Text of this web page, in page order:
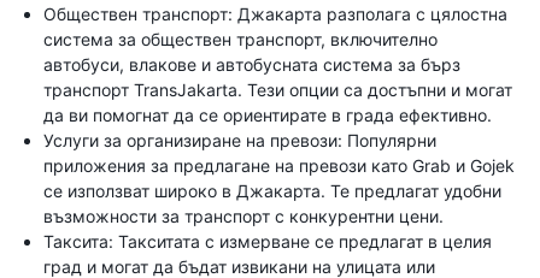
Обществен транспорт: Джакарта разполага с цялостна
система за обществен транспорт, включително
автобуси, влакове и автобусната система за бърз
транспорт TransJakarta. Тези опции са достъпни и могат
да ви помогнат да се ориентирате в града ефективно.
Услуги за организиране на превози: Популярни
приложения за предлагане на превози като Grab и Gojek
се използват широко в Джакарта. Те предлагат удобни
възможности за транспорт с конкурентни цени.
Таксита: Такситата с измерване се предлагат в целия
град и могат да бъдат извикани на улицата или